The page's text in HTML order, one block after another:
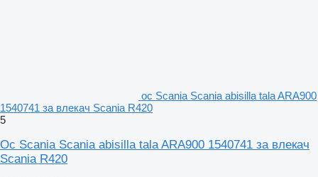
ос Scania Scania abisilla tala ARA900
1540741 за влекач Scania R420
5
Ос Scania Scania abisilla tala ARA900 1540741 за влекач
Scania R420